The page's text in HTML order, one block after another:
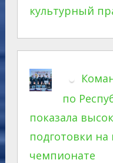
культурный
по
показала
подготовки на
чемпионате